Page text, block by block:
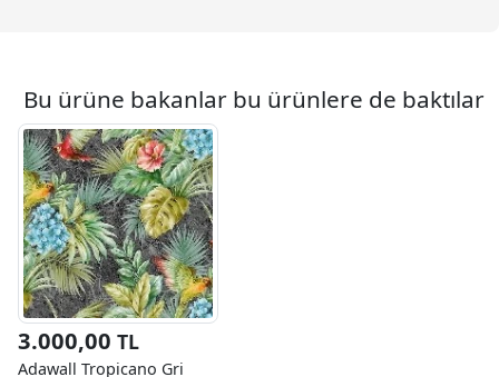
Bu ürüne bakanlar bu ürünlere de baktılar
3.000,00 TL
Adawall Tropicano Gri